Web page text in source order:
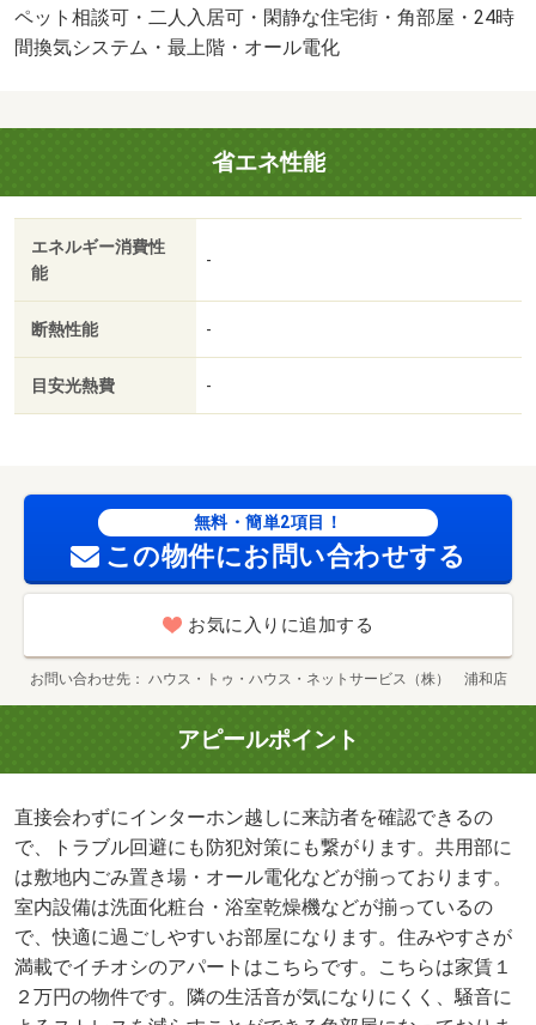
る、清潔感のある賃貸物件です。このアパートはチューナ
ーのご用意とご契約だけでＢＳを楽しめます。防犯カメラ
件です。お風呂が好きな方にはうれしい追い焚き機能付
き。クローゼット付きのアパートです。・賃貸保証等：加
入要（必須 らくらくパートナー初回３３，０００円、月
額２％）・鍵交換代：あり２２，０００円～・維持費等：
シャーメゾンライフサポート２４１，３２０円／月・共用
部には敷地内ごみ置き場・オール電化などが揃っておりま
り、とても充実しています。来訪者の顔が確認できる、安
心のＴＶインターホン付きです。・バイク置場：なし・駐
輪場：なし/消臭・抗菌施工 12100円/室内清掃費
ペット相談可・二人入居可・閑静な住宅街・角部屋・24時
間換気システム・最上階・オール電化
省エネ性能
エネルギー消費性
能
-
断熱性能 -
目安光熱費 -
無料・簡単2項目！
この物件にお問い合わせする
お気に入りに追加する
お問い合わせ先 ハウス・トゥ・ハウス・ネットサービス（株） 浦和店
アピールポイント
直接会わずにインターホン越しに来訪者を確認できるの
で、トラブル回避にも防犯対策にも繋がります。共用部に
は敷地内ごみ置き場・オール電化などが揃っております。
室内設備は洗面化粧台・浴室乾燥機などが揃っているの
で、快適に過ごしやすいお部屋になります。住みやすさが
満載でイチオシのアパートはこちらです。こちらは家賃１
２万円の物件です。隣の生活音が気になりにくく、騒音に